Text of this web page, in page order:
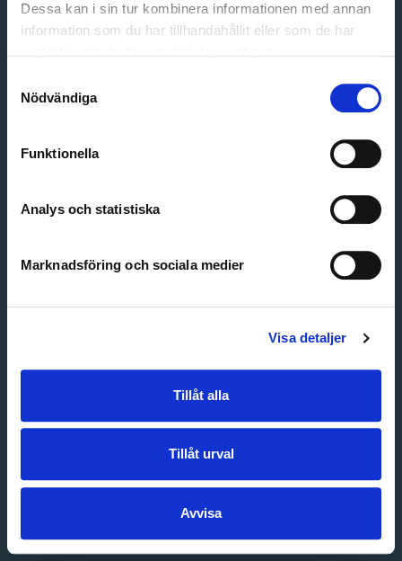
Dessa kan i sin tur kombinera informationen med annan
information som du har tillhandahållit eller som de har
Nödvändiga
Funktionella
Analys och statistiska
Marknadsföring och sociala medier
Visa detaljer
Tillåt alla
Tillåt urval
Avvisa
Email address
Customer service